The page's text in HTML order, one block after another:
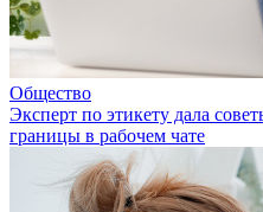
Общество
Эксперт по этикету дала
границы в рабочем чате